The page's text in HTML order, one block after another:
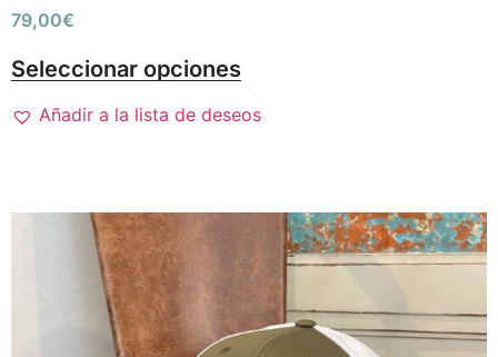
79,00€
Seleccionar opciones
Añadir a la lista de deseos